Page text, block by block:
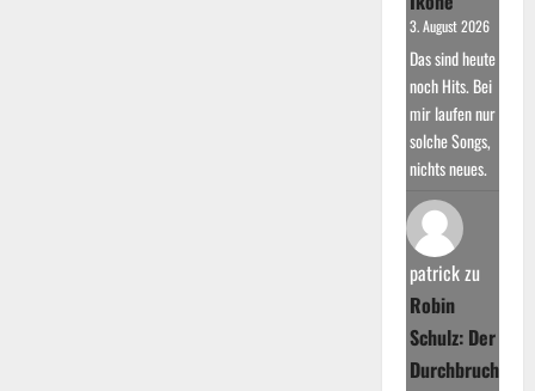
3. August 2026
Das sind heute
noch Hits. Bei
mir laufen nur
solche Songs,
nichts neues.
patrickzu
Robin
Schulz: Der
Durchbruch